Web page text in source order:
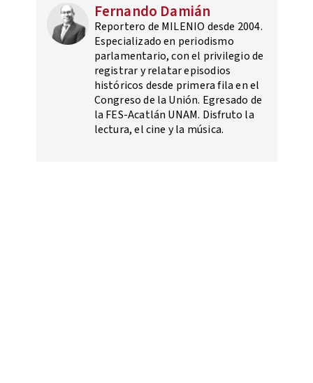
Fernando Damián
Reportero de MILENIO desde 2004.
Especializado en periodismo
parlamentario, con el privilegio de
registrar y relatar episodios
históricos desde primera fila en el
Congreso de la Unión. Egresado de
la FES-Acatlán UNAM. Disfruto la
lectura, el cine y la música.